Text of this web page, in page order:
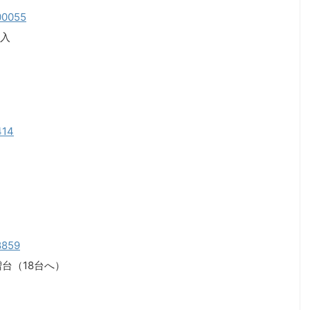
（18台へ）